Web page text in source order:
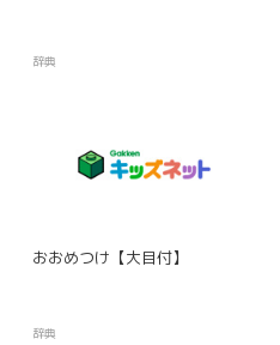
辞典
おおめつけ【大目付】
辞典